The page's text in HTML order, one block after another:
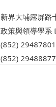
新界大埔露屏路
政策與領導學系
(852) 29487801
(852) 29488877